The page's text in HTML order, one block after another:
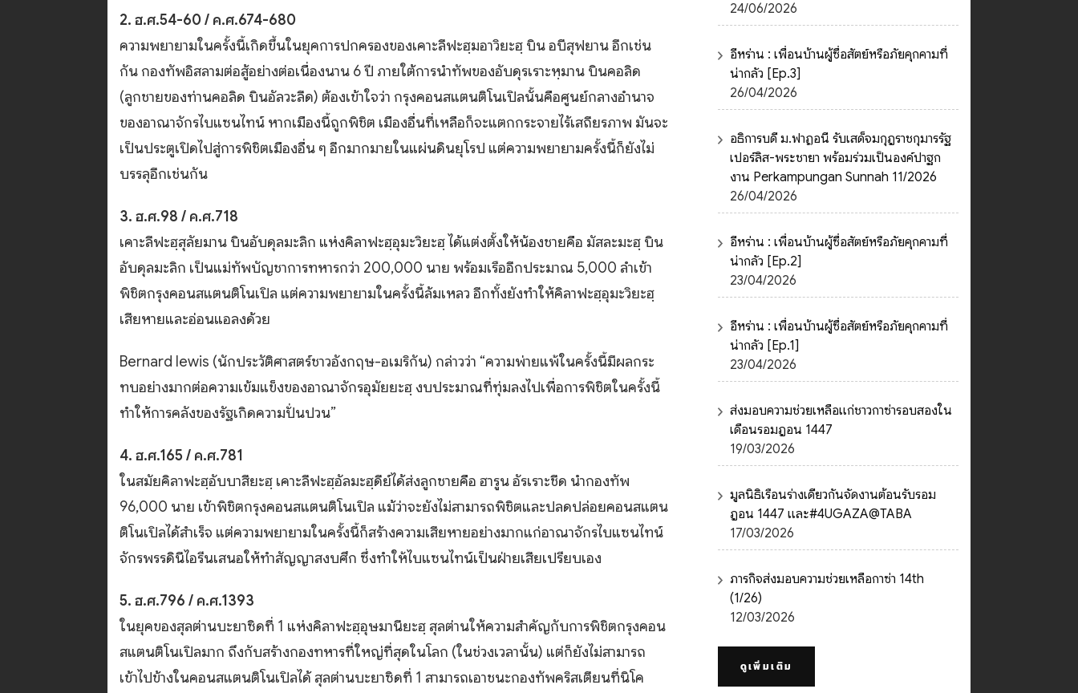
2. ฮ.ศ.54-60 / ค.ศ.674-680
ความพยายามในครั้งนี้เกิดขึ้นในยุคการปกครองของเคาะลีฟะฮฺมอาวิยะฮฺ บิน อบีสุฟยาน อีกเช่น
กัน กองทัพอิสลามต่อสู้อย่างต่อเนื่องนาน 6 ปี ภายใต้การนำทัพของอับดุรเราะหฺมาน บินคอลิด
(ลูกชายของท่านคอลิด บินอัลวะลีด) ต้องเข้าใจว่า กรุงคอนสแตนติโนเปิลนั้นคือศูนย์กลางอำนาจ
ของอาณาจักรไบแซนไทน์ หากเมืองนี้ถูกพิชิต เมืองอื่นที่เหลือก็จะแตกกระจายไร้เสถียรภาพ มันจะ
เป็นประตูเปิดไปสู่การพิชิตเมืองอื่น ๆ อีกมากมายในแผ่นดินยุโรป แต่ความพยายามครั้งนี้ก็ยังไม่
บรรลุอีกเช่นกัน
3. ฮ.ศ.98 / ค.ศ.718
เคาะลีฟะฮฺสุลัยมาน บินอับดุลมะลิก แห่งคิลาฟะฮฺอุมะวิยะฮฺ ได้แต่งตั้งให้น้องชายคือ มัสละมะฮฺ บิน
อับดุลมะลิก เป็นแม่ทัพบัญชาการทหารกว่า 200,000 นาย พร้อมเรืออีกประมาณ 5,000 ลำเข้า
พิชิตกรุงคอนสแตนติโนเปิล แต่ความพยายามในครั้งนี้ล้มเหลว อีกทั้งยังทำให้คิลาฟะฮฺอุมะวิยะฮฺ
เสียหายและอ่อนแอลงด้วย
Bernard lewis (นักประวัติศาสตร์ชาวอังกฤษ-อเมริกัน) กล่าวว่า “ความพ่ายแพ้ในครั้งนี้มีผลกระ
ทบอย่างมากต่อความเข้มแข็งของอาณาจักรอุมัยยะฮฺ งบประมาณที่ทุ่มลงไปเพื่อการพิชิตในครั้งนี้
ทำให้การคลังของรัฐเกิดความปั่นปวน”
4. ฮ.ศ.165 / ค.ศ.781
ในสมัยคิลาฟะฮฺอับบาสียะฮฺ เคาะลีฟะฮฺอัลมะฮฺดีย์ได้ส่งลูกชายคือ ฮารูน อัรเราะชีด นำกองทัพ
96,000 นาย เข้าพิชิตกรุงคอนสแตนติโนเปิล แม้ว่าจะยังไม่สามารถพิชิตและปลดปล่อยคอนสแตน
ติโนเปิลได้สำเร็จ แต่ความพยายามในครั้งนี้ก็สร้างความเสียหายอย่างมากแก่อาณาจักรไบแซนไทน์
จักรพรรดินีไอรีนเสนอให้ทำสัญญาสงบศึก ซึ่งทำให้ไบแซนไทน์เป็นฝ่ายเสียเปรียบเอง
5. ฮ.ศ.796 / ค.ศ.1393
ในยุคของสุลต่านบะยาซิดที่ 1 แห่งคิลาฟะฮฺอุษมานียะฮฺ สุลต่านให้ความสำคัญกับการพิชิตกรุงคอน
สแตนติโนเปิลมาก ถึงกับสร้างกองทหารที่ใหญ่ที่สุดในโลก (ในช่วงเวลานั้น) แต่ก็ยังไม่สามารถ
เข้าไปข้างในคอนสแตนติโนเปิลได้ สุลต่านบะยาซิดที่ 1 สามารถเอาชนะกองทัพคริสเตียนที่นิโค
24/06/2026
อีหร่าน : เพื่อนบ้านผู้ซื่อสัตย์หรือภัยคุกคามที่
น่ากลัว [Ep.3]
26/04/2026
อธิการบดี ม.ฟาฏอนี รับเสด็จมกุฎราชกุมารรัฐ
เปอร์ลิส-พระชายา พร้อมร่วมเป็นองค์ปาฐก
งาน Perkampungan Sunnah 11/2026
26/04/2026
อีหร่าน : เพื่อนบ้านผู้ซื่อสัตย์หรือภัยคุกคามที่
น่ากลัว [Ep.2]
23/04/2026
อีหร่าน : เพื่อนบ้านผู้ซื่อสัตย์หรือภัยคุกคามที่
น่ากลัว [Ep.1]
23/04/2026
ส่งมอบความช่วยเหลือแก่ชาวกาซ่ารอบสองใน
เดือนรอมฎอน 1447
19/03/2026
มูลนิธิเรือนร่างเดียวกันจัดงานต้อนรับรอม
ฎอน 1447 และ#4UGAZA@TABA
17/03/2026
ภารกิจส่งมอบความช่วยเหลือกาซ่า 14th
(1/26)
12/03/2026